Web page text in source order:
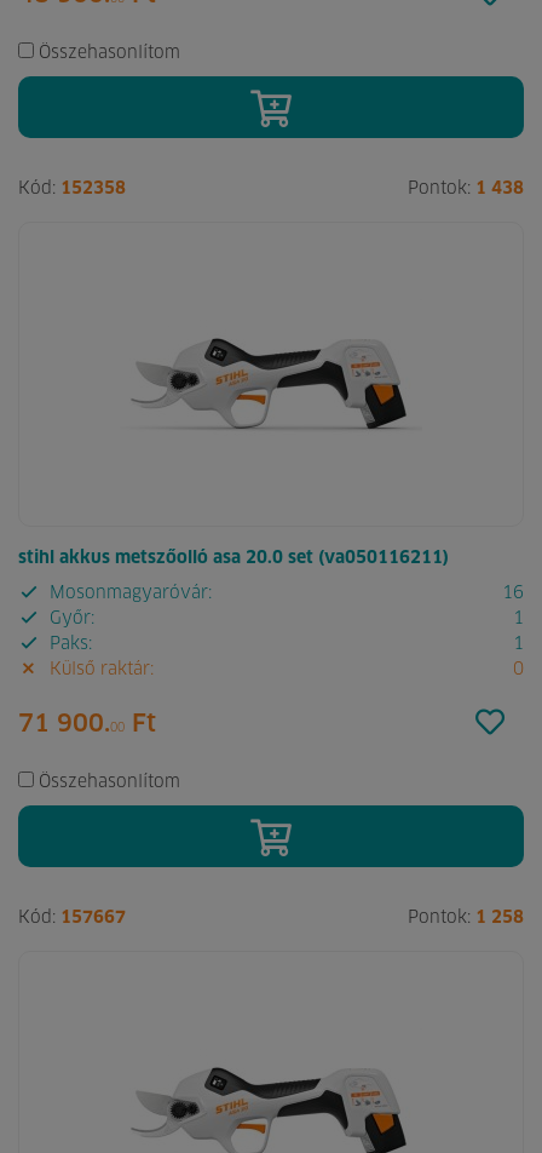
Összehasonlítom
Kód: 152358 Pontok: 1 438
stihl akkus metszőolló asa 20.0 set (va050116211)
Mosonmagyaróvár:
16
Győr:
1
Paks:
1
Külső raktár:
0
71 900.00 Ft
Összehasonlítom
Kód: 157667 Pontok: 1 258